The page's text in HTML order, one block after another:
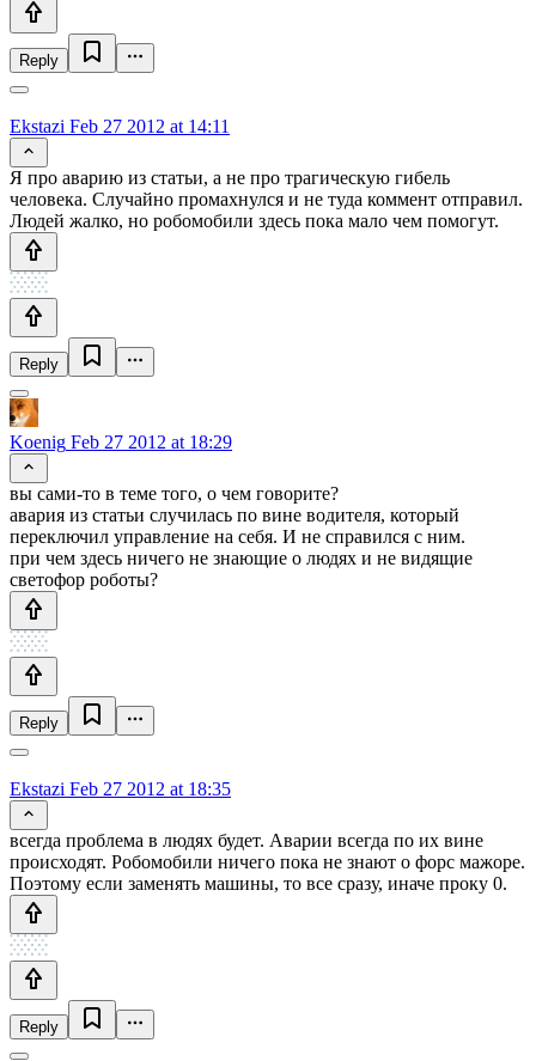
Reply
Ekstazi Feb 27 2012 at 14:11
Я про аварию из статьи, а не про трагическую гибель
человека. Случайно промахнулся и не туда коммент отправил.
Людей жалко, но робомобили здесь пока мало чем помогут.
Reply
Koenig Feb 27 2012 at 18:29
вы сами-то в теме того, о чем говорите?
авария из статьи случилась по вине водителя, который
переключил управление на себя. И не справился с ним.
при чем здесь ничего не знающие о людях и не видящие
светофор роботы?
Reply
Ekstazi Feb 27 2012 at 18:35
всегда проблема в людях будет. Аварии всегда по их вине
происходят. Робомобили ничего пока не знают о форс мажоре.
Поэтому если заменять машины, то все сразу, иначе проку 0.
Reply